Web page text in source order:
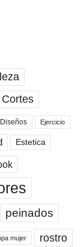
Cortes
Diseños Ejercicio
Estetica
peinados
mujer rostro